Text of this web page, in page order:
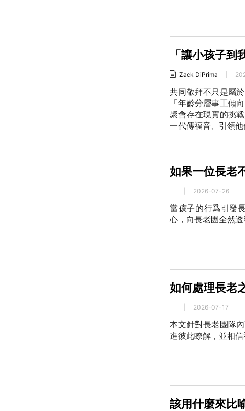
「讓小孩子
Zack DiPrima
共同敬拜不只是屬
「年齡分層事工傾
聚會存在現實的挑
一代傳福音、引領
如果一位長老
2026-07-26
當孩子的行爲引發
心，向長老團全然
如何處理長老
2026-07-17
本文針對長老團隊
進彼此瞭解，並相信
該用什麼來比